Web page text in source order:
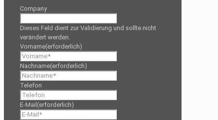
Company
Dieses Feld dient zur Validierung und sollte nicht
verändert werden.
Vorname(erforderlich)
Nachname(erforderlich)
Telefon
E-Mail (erforderlich)